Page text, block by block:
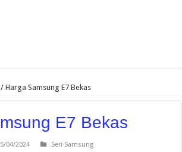
/ Harga Samsung E7 Bekas
E7 Bekas
04/2024
Seri Samsung